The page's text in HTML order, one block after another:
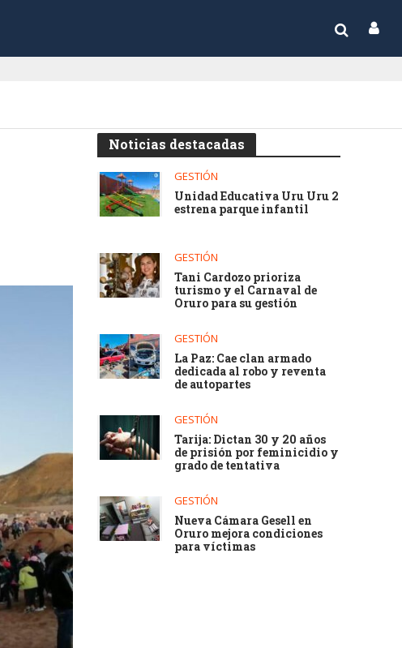
Noticias destacadas
GESTIÓN
Unidad Educativa Uru Uru 2
estrena parque infantil
GESTIÓN
Tani Cardozo prioriza
turismo y el Carnaval de
Oruro para su gestión
GESTIÓN
La Paz: Cae clan armado
dedicada al robo y reventa
de autopartes
GESTIÓN
Tarija: Dictan 30 y 20 años
de prisión por feminicidio y
grado de tentativa
GESTIÓN
Nueva Cámara Gesell en
Oruro mejora condiciones
para víctimas